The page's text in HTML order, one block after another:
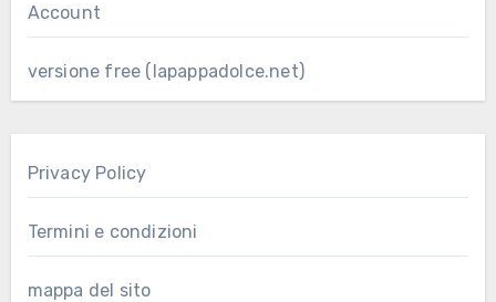
Account
versione free (lapappadolce.net)
Privacy Policy
Termini e condizioni
mappa del sito